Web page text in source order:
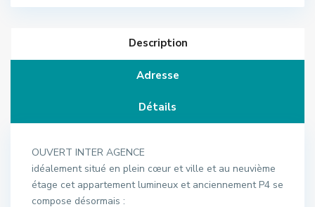
Description
Adresse
Détails
OUVERT INTER AGENCE
idéalement situé en plein cœur et ville et au neuvième
étage cet appartement lumineux et anciennement P4 se
compose désormais :